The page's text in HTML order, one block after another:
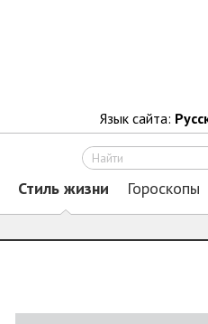
Язык сайта:
Стиль жизни Гороскопы